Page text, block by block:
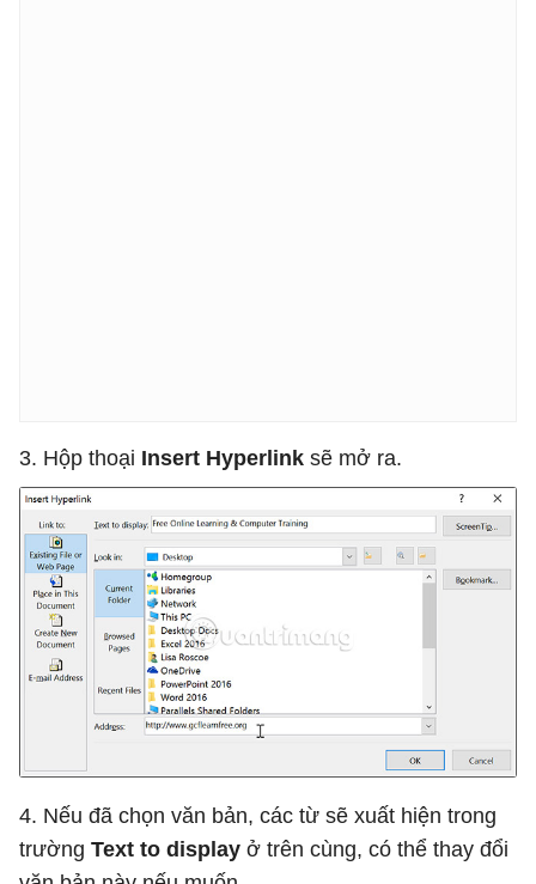
3. Hộp thoại Insert Hyperlink sẽ mở ra.
4. Nếu đã chọn văn bản, các từ sẽ xuất hiện trong
trường Text to display ở trên cùng, có thể thay đổi